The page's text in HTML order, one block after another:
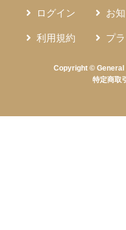
ログイン お
利用規約 プ
Copyright ©
特定商取